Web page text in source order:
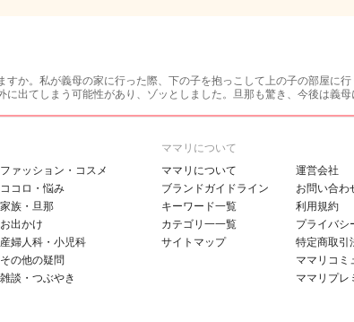
か。私が義母の家に行った際、下の子を抱っこして上の子の部屋に
出てしまう可能性があり、ゾッとしました。旦那も驚き、今後は義母
ファッション・コスメ
ココロ・悩み
家族・旦那
お出かけ
産婦人科・小児科
その他の疑問
雑談・つぶやき
ママリについて
ママリについて
ブランドガイドライン
キーワード一覧
カテゴリ一一覧
サイトマップ
運営会社
お問い合わ
利用規約
プライバシ
特定商取引
ママリコミ
ママリプレ